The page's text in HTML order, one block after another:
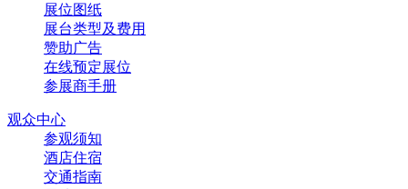
展位图纸
展台类型及费用
赞助广告
在线预定展位
参展商手册
观众中心
参观须知
酒店住宿
交通指南